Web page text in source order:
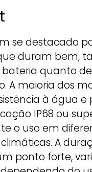
se destacado
duram bem,
quanto de
A maioria dos
à água e
IP68 ou
o uso em
A
ponto forte,